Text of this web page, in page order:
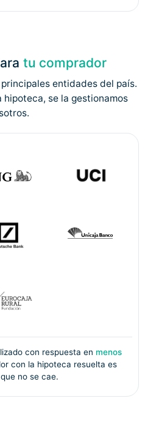
tu comprador
entidades del país.
se la gestionamos
con respuesta en menos
con la hipoteca resuelta es
no se cae.